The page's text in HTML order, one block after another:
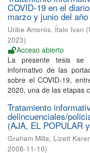
COVID-19 en el
marzo y junio del
Uribe Amorós, Ítalo Ivan (
2023)
Acceso abierto
La presente tesis se
informativo de las
sobre el COVID-19,
2020, una de las etapas
Tratamiento
delincuenciales/
(AJA, EL POPULAR
Graham Milla, Lizett
2008-11-10)